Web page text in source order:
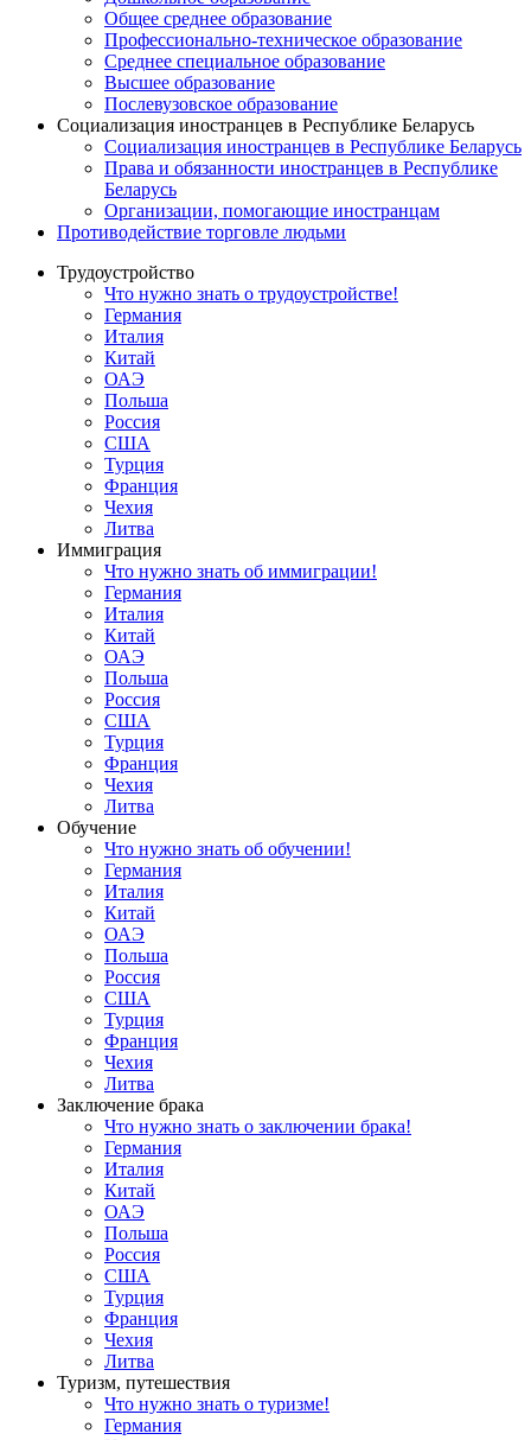
Общее среднее образование
Профессионально-техническое образование
Среднее специальное образование
Высшее образование
Послевузовское образование
Социализация иностранцев в Республике Беларусь
Социализация иностранцев в Республике Беларусь
Права и обязанности иностранцев в Республике
Беларусь
Oрганизации, помогающие иностранцам
Противодействие торговле людьми
Трудоустройство
Что нужно знать о трудоустройстве!
Германия
Италия
Китай
ОАЭ
Польша
Россия
США
Турция
Франция
Чехия
Литва
Иммиграция
Что нужно знать об иммиграции!
Германия
Италия
Китай
ОАЭ
Польша
Россия
США
Турция
Франция
Чехия
Литва
Обучение
Что нужно знать об обучении!
Германия
Италия
Китай
ОАЭ
Польша
Россия
США
Турция
Франция
Чехия
Литва
Заключение брака
Что нужно знать о заключении брака!
Германия
Италия
Китай
ОАЭ
Польша
Россия
США
Турция
Франция
Чехия
Литва
Туризм, путешествия
Что нужно знать о туризме!
Германия